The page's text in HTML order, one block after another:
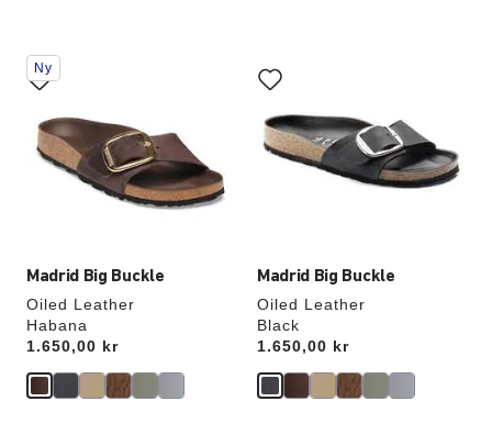
Madrid Big Buckle
Oiled Leather
Habana
Price:
1.650,00 kr
Samhandling
med
swatch-
farger
oppdatere
produktbildet
Ny
Madrid Big Buckle
Oiled Leather
Black
Price:
1.650,00 kr
med
swatch-
farger
oppdatere
produktbildet